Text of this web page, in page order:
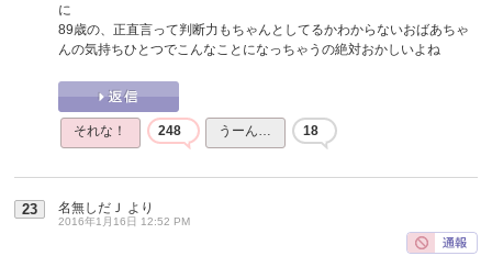
に
89歳の、正直言って判断力もちゃんとしてるかわからないおばあちゃ
んの気持ちひとつでこんなことになっちゃうの絶対おかしいよね
それな！ 248 うーん… 18
23 名無しだＪ より
2016年1月16日 12:52 PM